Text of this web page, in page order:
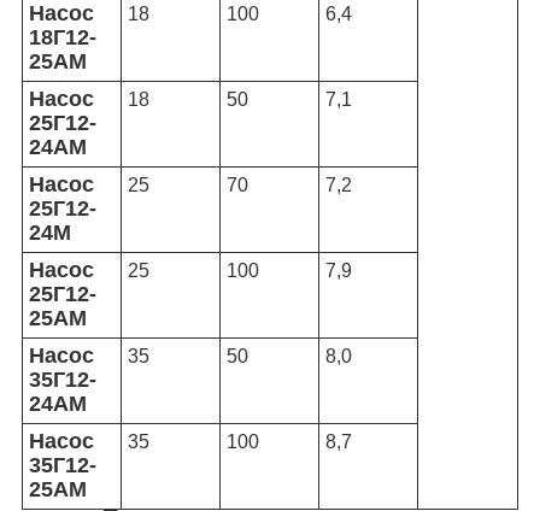
Насос
18Г12-
25АМ
18 100 6,4
Насос
25Г12-
24АМ
18 50 7,1
Насос
25Г12-
24М
25 70 7,2
Насос
25Г12-
25АМ
25 100 7,9
Насос
35Г12-
24АМ
35 50 8,0
Насос
35Г12-
25АМ
35 100 8,7